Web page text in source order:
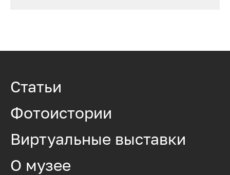
Статьи
Фотоистории
Виртуальные выставки
О музее